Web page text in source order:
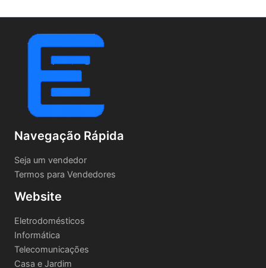
Navegação Rápida
Seja um vendedor
Termos para Vendedores
Website
Eletrodomésticos
Informática
Telecomunicações
Casa e Jardim